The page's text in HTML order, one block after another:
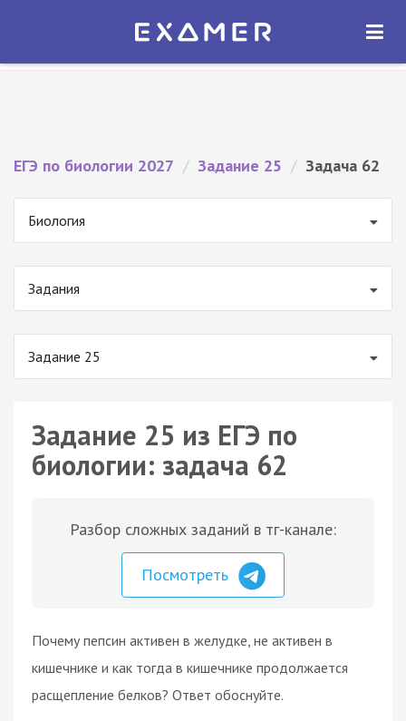
Экзамер — ЕГЭ 2027
ОТКРЫТЬ
ЕГЭ по биологии 2027 / Задание 25 / Задача 62
Биология
Задания
Задание 25
Задание 25 из ЕГЭ по
биологии: задача 62
Разбор сложных заданий в тг-канале:
Посмотреть
Почему пепсин активен в желудке, не активен в
кишечнике и как тогда в кишечнике продолжается
расщепление белков? Ответ обоснуйте.